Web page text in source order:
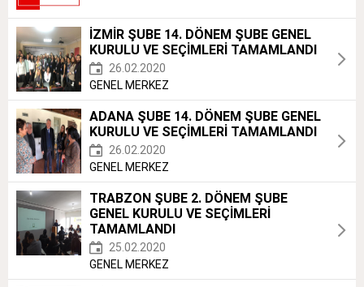
İZMİR ŞUBE 14. DÖNEM ŞUBE GENEL
KURULU VE SEÇİMLERİ TAMAMLANDI
26.02.2020
GENEL MERKEZ
ADANA ŞUBE 14. DÖNEM ŞUBE GENEL
KURULU VE SEÇİMLERİ TAMAMLANDI
26.02.2020
GENEL MERKEZ
TRABZON ŞUBE 2. DÖNEM ŞUBE
GENEL KURULU VE SEÇİMLERİ
TAMAMLANDI
25.02.2020
GENEL MERKEZ